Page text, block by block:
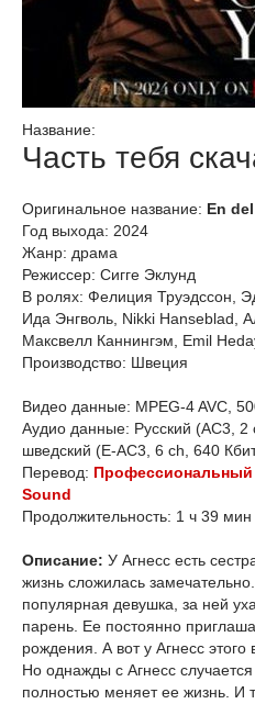
Название:
Часть тебя
Оригинальное название: En
Год выхода: 2024
Жанр: драма
Режиссер: Сигге Эклунд
В ролях: Фелиция Труэдссон,
Ида Энгволь, Nikki Hanseblad,
Максвелл Каннингэм, Emil
Производство: Швеция
Видео данные: MPEG-4 AVC,
Аудио данные: Русский (AC3, 2
шведский (Е-AC3, 6 ch, 640
Перевод: Профессиональный
Sound
Продолжительность: 1 ч 39 мин
Описание: У Агнесс есть
жизнь сложилась
популярная девушка, за ней
парень. Ее постоянно
рождения. А вот у Агнесс этого
Но однажды с Агнесс
полностью меняет ее жизнь. И